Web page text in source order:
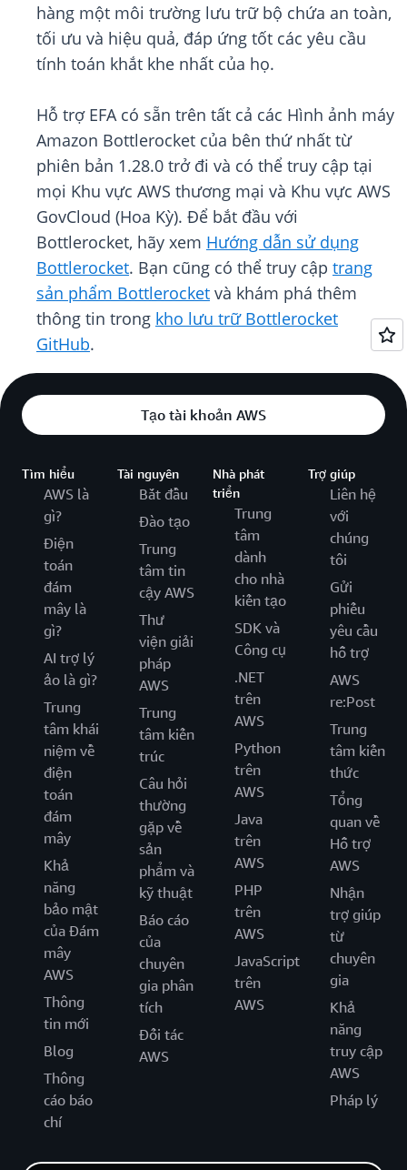
hàng một môi trường lưu trữ bộ chứa an toàn,
tối ưu và hiệu quả, đáp ứng tốt các yêu cầu
tính toán khắt khe nhất của họ.
Hỗ trợ EFA có sẵn trên tất cả các Hình ảnh máy
Amazon Bottlerocket của bên thứ nhất từ
phiên bản 1.28.0 trở đi và có thể truy cập tại
mọi Khu vực AWS thương mại và Khu vực AWS
GovCloud (Hoa Kỳ). Để bắt đầu với
Bottlerocket, hãy xem Hướng dẫn sử dụng
Bottlerocket. Bạn cũng có thể truy cập trang
sản phẩm Bottlerocket và khám phá thêm
thông tin trong kho lưu trữ Bottlerocket
GitHub.
Tạo tài khoản AWS
Tìm hiểu
AWS là
gì?
Điện
toán
đám
mây là
gì?
AI trợ lý
ảo là gì?
Trung
tâm khái
niệm về
điện
toán
đám
mây
Khả
năng
bảo mật
của Đám
mây
AWS
Thông
tin mới
Blog
Thông
cáo báo
chí
Tài nguyên
Bắt đầu
Đào tạo
Trung
tâm tin
cậy AWS
Thư
viện giải
pháp
AWS
Trung
tâm kiến
trúc
Câu hỏi
thường
gặp về
sản
phẩm và
kỹ thuật
Báo cáo
của
chuyên
gia phân
tích
Đối tác
AWS
Nhà phát
triển
Trung
tâm
dành
cho nhà
kiến tạo
SDK và
Công cụ
.NET
trên
AWS
Python
trên
AWS
Java
trên
AWS
PHP
trên
AWS
JavaScript
trên
AWS
Trợ giúp
Liên hệ
với
chúng
tôi
Gửi
phiếu
yêu cầu
hỗ trợ
AWS
re:Post
Trung
tâm kiến
thức
Tổng
quan về
Hỗ trợ
AWS
Nhận
trợ giúp
từ
chuyên
gia
Khả
năng
truy cập
AWS
Pháp lý